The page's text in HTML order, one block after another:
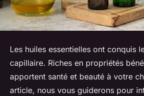
Les huiles essentielles ont conquis
capillaire. Riches en propriétés
apportent santé et beauté à votre
article, nous vous guiderons pour